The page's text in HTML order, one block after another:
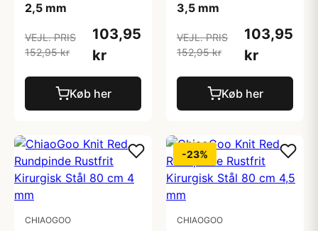
2,5 mm
VEJL. PRIS
152,95 kr
103,95
kr
Køb her
3,5 mm
VEJL. PRIS
152,95 kr
103,95
kr
Køb her
CHIAOGOO
-23%
CHIAOGOO